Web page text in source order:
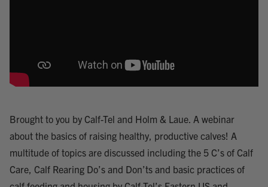
Brought to you by Calf-Tel and Holm & Laue. A webinar
about the basics of raising healthy, productive calves! A
multitude of topics are discussed including the 5 C’s of Calf
Care, Calf Rearing Do’s and Don’ts and basic practices of